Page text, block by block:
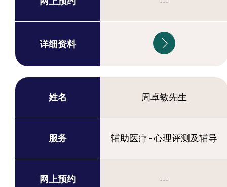
详细资料
姓名 周卓敏先生
服务 辅助医疗 - 心理评测及辅导
网上预约 ---